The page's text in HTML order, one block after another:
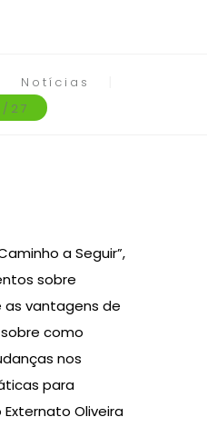
Notícias
27
a Seguir”,
sobre
vantagens de
como
nos
para
Oliveira